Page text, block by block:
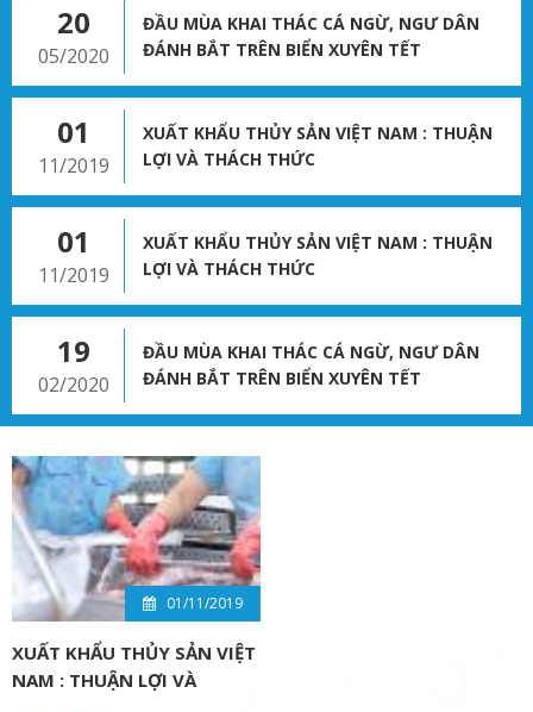
20
05/2020
ĐẦU MÙA KHAI THÁC CÁ NGỪ, NGƯ DÂN
ĐÁNH BẮT TRÊN BIỂN XUYÊN TẾT
01
11/2019
XUẤT KHẨU THỦY SẢN VIỆT NAM : THUẬN
LỢI VÀ THÁCH THỨC
01
11/2019
XUẤT KHẨU THỦY SẢN VIỆT NAM : THUẬN
LỢI VÀ THÁCH THỨC
19
02/2020
ĐẦU MÙA KHAI THÁC CÁ NGỪ, NGƯ DÂN
ĐÁNH BẮT TRÊN BIỂN XUYÊN TẾT
01/11/2019
XUẤT KHẨU THỦY SẢN VIỆT
NAM : THUẬN LỢI VÀ